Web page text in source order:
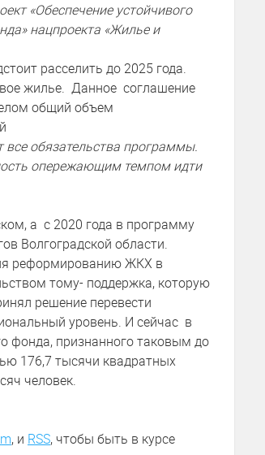
«Обеспечение устойчивого
нацпроекта «Жилье и
расселить до 2025 года.
жилье. Данное соглашение
общий объем
все обязательства программы.
опережающим темпом идти
а с 2020 года в программу
Волгоградской области.
реформированию ЖКХ в
тому- поддержка, которую
решение перевести
уровень. И сейчас в
фонда, признанного таковым до
176,7 тысячи квадратных
человек.
, и RSS, чтобы быть в курсе